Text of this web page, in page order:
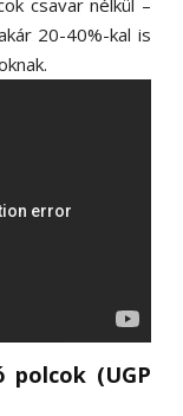
csavar nélkül –
20-40%-kal is
polcok (UGP